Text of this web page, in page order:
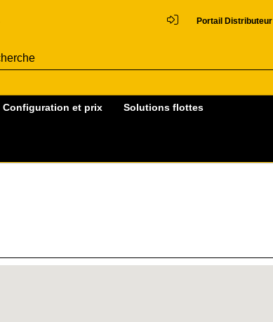
Portail Distributeur
Configuration et prix Solutions flottes